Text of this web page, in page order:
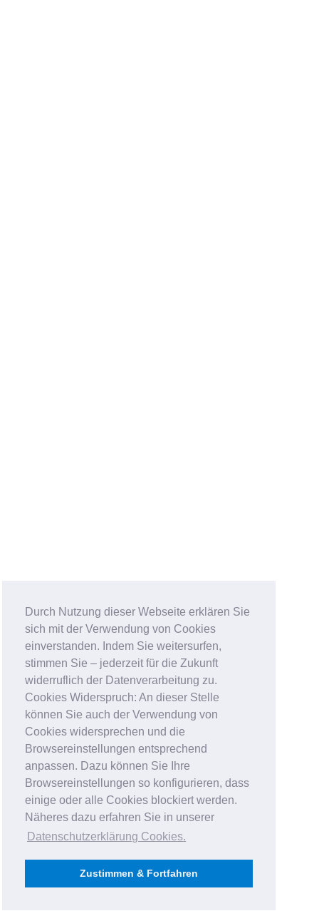
Durch Nutzung dieser Webseite erklären Sie
sich mit der Verwendung von Cookies
einverstanden. Indem Sie weitersurfen,
stimmen Sie – jederzeit für die Zukunft
widerruflich der Datenverarbeitung zu.
Cookies Widerspruch: An dieser Stelle
können Sie auch der Verwendung von
Cookies widersprechen und die
Browsereinstellungen entsprechend
anpassen. Dazu können Sie Ihre
Browsereinstellungen so konfigurieren, dass
einige oder alle Cookies blockiert werden.
Näheres dazu erfahren Sie in unserer
Datenschutzerklärung Cookies.
Zustimmen & Fortfahren